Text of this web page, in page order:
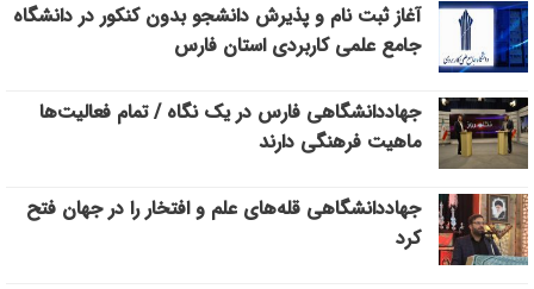
آغاز ثبت نام و پذیرش دانشجو بدون کنکور در دانشگاه
جامع علمی کاربردی استان فارس
جهاددانشگاهی فارس در یک نگاه / تمام فعالیت‌ها
ماهیت فرهنگی دارند
جهاددانشگاهی قله‌های علم و افتخار را در جهان فتح
کرد